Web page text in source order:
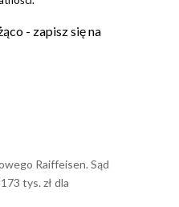
- zapisz się na
Raiffeisen. Sąd
tys. zł dla